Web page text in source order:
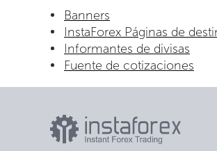
Banners
InstaForex Páginas de
Informantes de divisas
Fuente de cotizaciones